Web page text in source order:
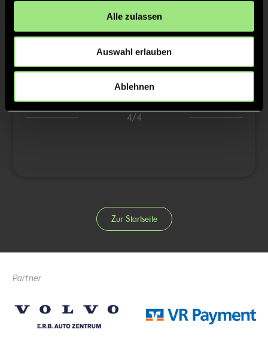
Alle zulassen
Auswahl erlauben
Ablehnen
1:2 Sara Weisenstein, 29’
1:3 Claudia Schölles, 35’
1:0 Luisa Veit, 38’
3/4
4/4
Zur Startseite
Partner